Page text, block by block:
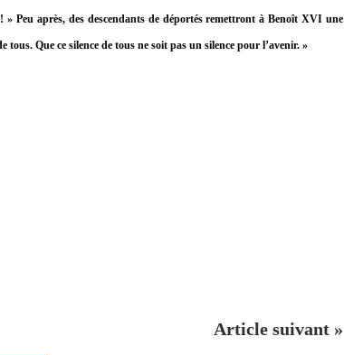
» Peu après, des descendants de déportés remettront à Benoît XVI une
Que ce silence de tous ne soit pas un silence pour l’avenir. »
Article suivant »